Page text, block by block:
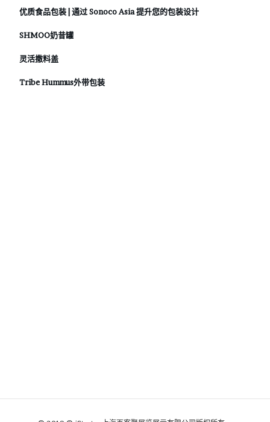
优质食品包装 | 通过 Sonoco Asia 提升您的包装设计
SHMOO奶昔罐
灵活撒料盖
Tribe Hummus外带包装